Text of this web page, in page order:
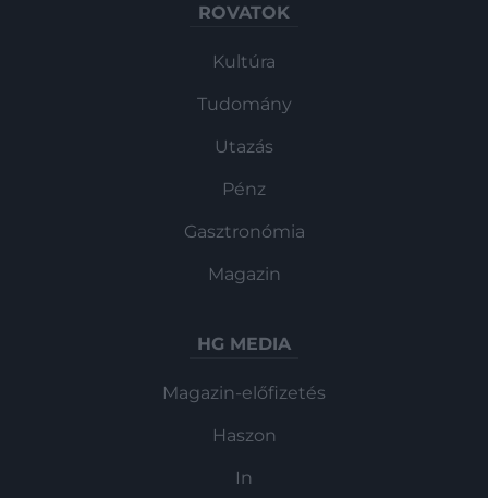
ROVATOK
Kultúra
Tudomány
Utazás
Pénz
Gasztronómia
Magazin
HG MEDIA
Magazin-előfizetés
Haszon
In